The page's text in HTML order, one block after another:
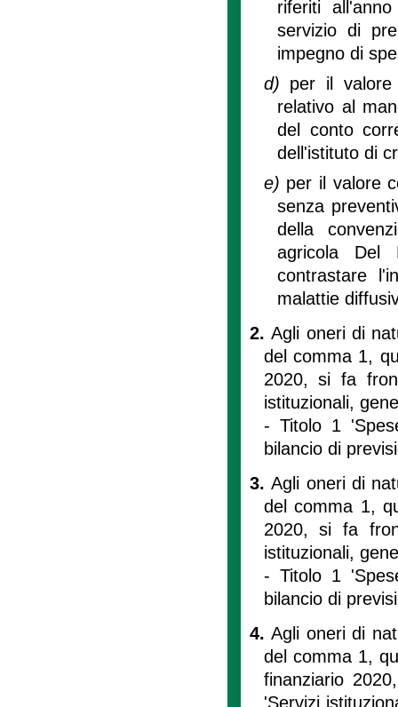
riferiti
servizio di
impegno di
d) per il valore
relativo al
del conto
dell'istituto di
e) per il valore
senza
della
agricola Del
contrastare
malattie
2.Agli oneri di
del comma 1,
2020, si fa
istituzionali,
- Titolo 1
bilancio di
3.Agli oneri di
del comma 1,
2020, si fa
istituzionali,
- Titolo 1
bilancio di
4.Agli oneri di
del comma 1,
finanziario
'Servizi